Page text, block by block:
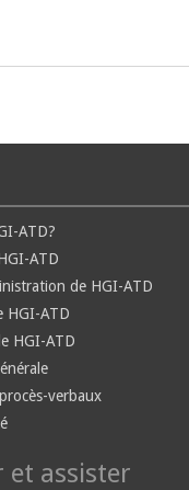
ATD?
ATD
de HGI-ATD
HGI-ATD
HGI-ATD
verbaux
et assister